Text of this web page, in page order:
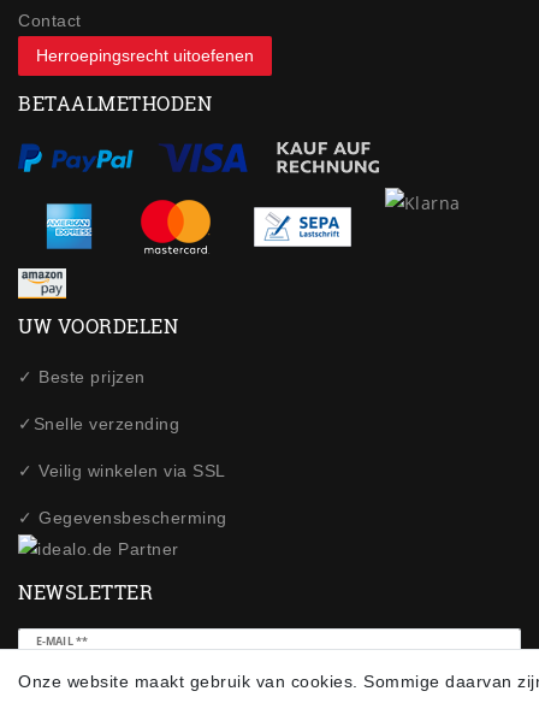
Contact
Herroepingsrecht uitoefenen
BETAALMETHODEN
UW VOORDELEN
✓ Beste prijzen
✓Snelle verzending
✓ Veilig winkelen via SSL
✓ Gegevensbescherming
Onze website maakt gebruik van cookies. Sommige daarvan
NEWSLETTER
E-MAIL **
Ceres::Template.newsletterHoneypotLabel